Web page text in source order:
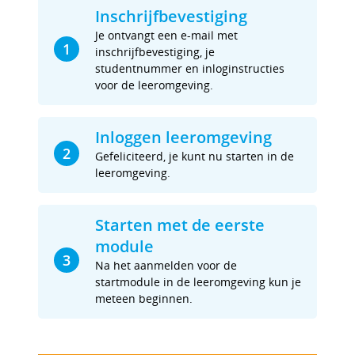
1
Inschrijfbevestiging
Je ontvangt een e-mail met
inschrijfbevestiging, je
studentnummer en inloginstructies
voor de leeromgeving.
2
Inloggen leeromgeving
Gefeliciteerd, je kunt nu starten in de
leeromgeving.
3
Starten met de eerste
module
Na het aanmelden voor de
startmodule in de leeromgeving kun je
meteen beginnen.